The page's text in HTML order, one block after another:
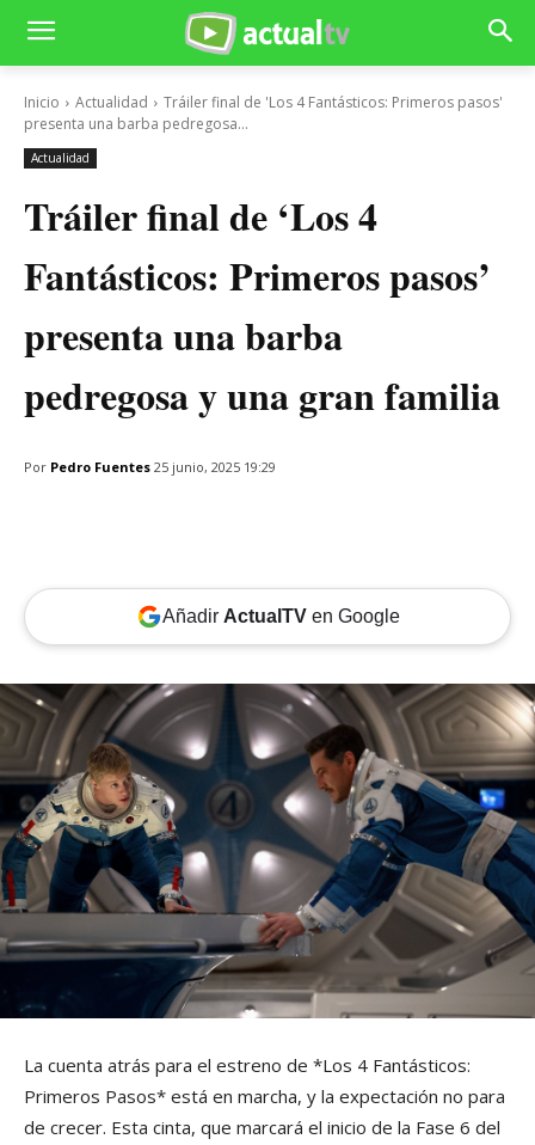
Inicio Actualidad
Tráiler final de 'Los 4 Fantásticos: Primeros pasos'
presenta una barba pedregosa...
Actualidad
Tráiler final de ‘Los 4
Fantásticos: Primeros pasos’
presenta una barba
pedregosa y una gran familia
Por Pedro Fuentes 25 junio, 2025 19:29
Añadir ActualTVen Google
La cuenta atrás para el estreno de *Los 4 Fantásticos:
Primeros Pasos* está en marcha, y la expectación no para
de crecer. Esta cinta, que marcará el inicio de la Fase 6 del